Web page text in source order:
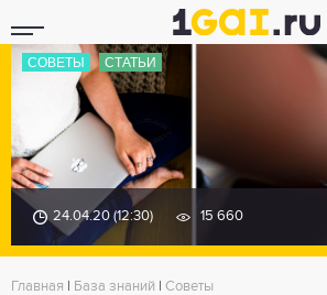
СОВЕТЫ СТАТЬИ
24.04.20 (12:30) 15 660
Главная База знаний Советы